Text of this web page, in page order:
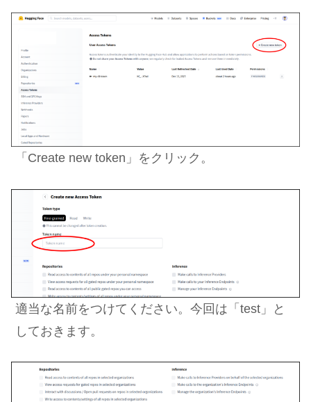
「Create new token」をクリック。
適当な名前をつけてください。今回は「test」と
しておきます。